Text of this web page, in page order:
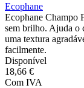
Ecophane
Ecophane Champo
sem brilho. Ajuda o
uma textura
facilmente.
Disponível
18,66 €
Com IVA